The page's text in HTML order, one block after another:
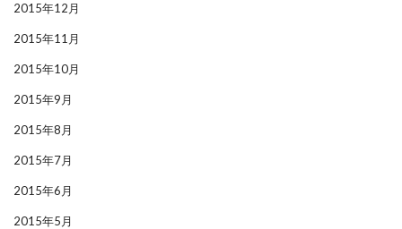
2015年12月
2015年11月
2015年10月
2015年9月
2015年8月
2015年7月
2015年6月
2015年5月